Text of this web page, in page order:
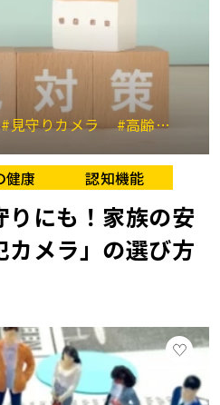
#見守りカメラ #高齢者の暮らし
健康 認知機能
にも！家族の安
メラ」の選び方